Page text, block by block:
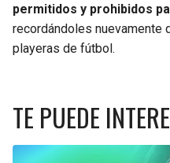
permitidos y prohibidos
recordándoles nuevamente
playeras de fútbol.
TE PUEDE